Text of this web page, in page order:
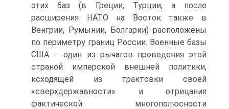
этих баз (в Греции, Турции, а после
расширения НАТО на Восток также в
Венгрии, Румынии, Болгарии) расположены
по периметру границ России. Военные базы
США – один из рычагов проведения этой
страной имперской внешней политики,
исходящей из трактовки своей
«сверхдержавности» и отрицания
фактической многополюсности